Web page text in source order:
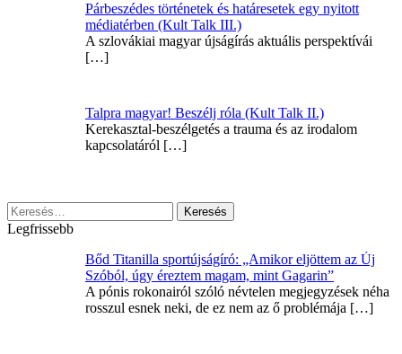
Párbeszédes történetek és határesetek egy nyitott
médiatérben (Kult Talk III.)
A szlovákiai magyar újságírás aktuális perspektívái
[…]
Talpra magyar! Beszélj róla (Kult Talk II.)
Kerekasztal-beszélgetés a trauma és az irodalom
kapcsolatáról […]
Keresés:
Legfrissebb
Bőd Titanilla sportújságíró: „Amikor eljöttem az Új
Szóból, úgy éreztem magam, mint Gagarin”
A pónis rokonairól szóló névtelen megjegyzések néha
rosszul esnek neki, de ez nem az ő problémája […]